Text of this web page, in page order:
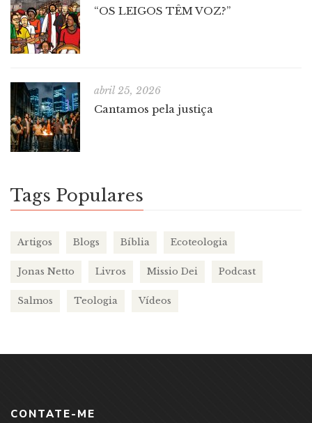
“OS LEIGOS TÊM VOZ?”
abril 25, 2026
Cantamos pela justiça
Tags Populares
Artigos Blogs Bíblia Ecoteologia
Jonas Netto Livros Missio Dei Podcast
Salmos Teologia Vídeos
CONTATE-ME